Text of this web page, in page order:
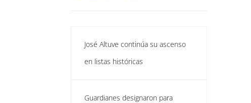
José Altuve continúa su ascenso
en listas históricas
Guardianes designaron para